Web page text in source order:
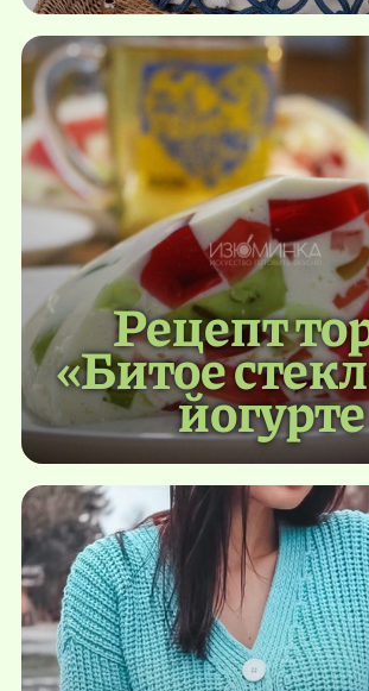
Рецепт
«Битое
йогурте